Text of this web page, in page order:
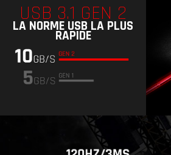
USB 3.1 GEN 2
LA NORME USB LA PLUS
RAPIDE